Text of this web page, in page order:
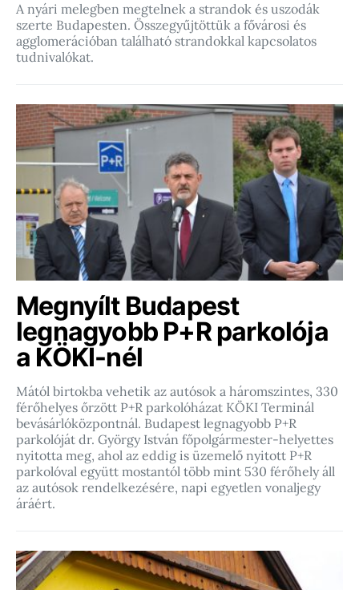
A nyári melegben megtelnek a strandok és uszodák
szerte Budapesten. Összegyűjtöttük a fővárosi és
agglomerációban található strandokkal kapcsolatos
tudnivalókat.
Megnyílt Budapest
legnagyobb P+R parkolója
a KÖKI-nél
Mától birtokba vehetik az autósok a háromszintes, 330
férőhelyes őrzött P+R parkolóházat KÖKI Terminál
bevásárlóközpontnál. Budapest legnagyobb P+R
parkolóját dr. György István főpolgármester-helyettes
nyitotta meg, ahol az eddig is üzemelő nyitott P+R
parkolóval együtt mostantól több mint 530 férőhely áll
az autósok rendelkezésére, napi egyetlen vonaljegy
áráért.